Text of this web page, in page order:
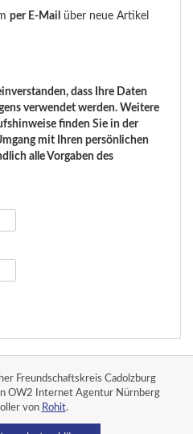
per E-Mail
über neue Artikel
dass Ihre Daten
verwendet werden. Weitere
finden Sie in der
mit Ihren persönlichen
alle Vorgaben des
Freundschaftskreis Cadolzburg
OW2 Internet Agentur Nürnberg
von Rohit.